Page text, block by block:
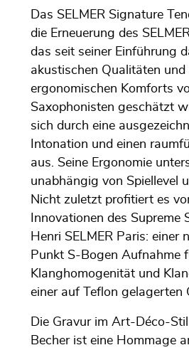
Das SELMER Signature
die Erneuerung des
das seit seiner Einführung
akustischen Qualitäten und
ergonomischen Komforts
Saxophonisten geschätzt
sich durch eine
Intonation und einen
aus. Seine Ergonomie
unabhängig von Spiellevel
Nicht zuletzt profitiert es
Innovationen des Supreme
Henri SELMER Paris: einer
Punkt S-Bogen Aufnahme
Klanghomogenität und
einer auf Teflon gelagerten
Die Gravur im Art-Déco-
Becher ist eine Hommage